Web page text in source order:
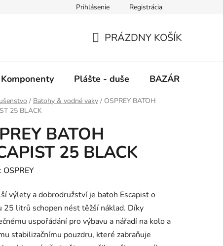
Prihlásenie Registrácia
KOŠÍK
PRÁZDNY KOŠÍK
Komponenty Plášte - duše BAZÁR
/ Batohy & vodné vaky / OSPREY BATOH
25 BLACK
BATOH
25 BLACK
OSPREY
výlety a dobrodružství je batoh Escapist o
25 litrů schopen nést těžší náklad. Díky
uspořádání pro výbavu a nářadí na kolo a
stabilizačnímu pouzdru, které zabraňuje